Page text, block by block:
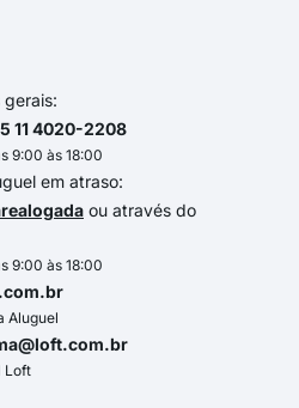
11 4020-2208
9:00 às 18:00
em atraso:
ou através do
9:00 às 18:00
Aluguel
Loft